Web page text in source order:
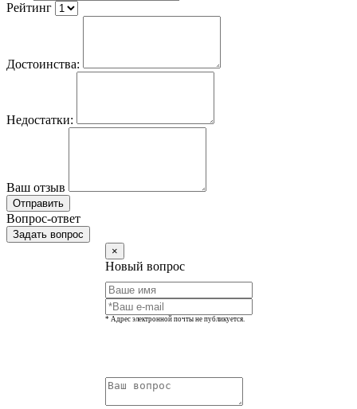
Рейтинг
Достоинства:
Недостатки:
Ваш отзыв
Отправить
Вопрос-ответ
Задать вопрос
×
Новый вопрос
* Адрес электронной почты не публикуется.